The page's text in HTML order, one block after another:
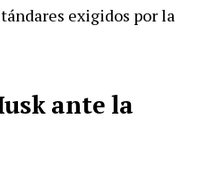
exigidos por la
ante la